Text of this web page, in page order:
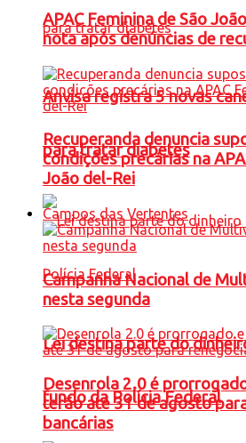
Anvisa registra 5 novas
para tratar diabetes
Lei destina parte do
fundo da Polícia Federal
APAC Feminina de São
nota após denúncias de
Recuperanda denuncia
condições precárias na
João del-Rei
Campos das Vertentes
Campanha Nacional de
nesta segunda
Desenrola 2.0 é
terão até 31 de agosto
bancárias